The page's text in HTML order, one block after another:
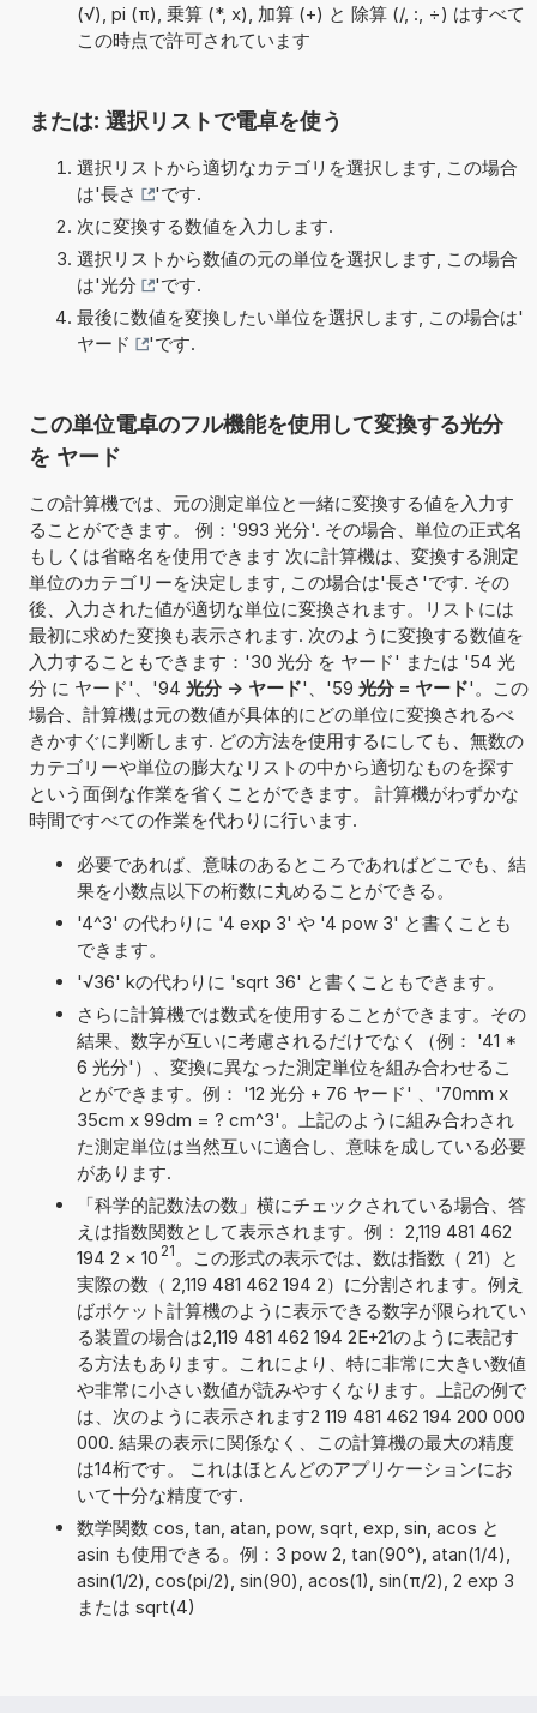
(√), pi (π), 乗算 (*, x), 加算 (+) と 除算 (/, :, ÷) はすべて
この時点で許可されています
または: 選択リストで電卓を使う
選択リストから適切なカテゴリを選択します, この場合
は'長さ
'です.
次に変換する数値を入力します.
選択リストから数値の元の単位を選択します, この場合
は'光分
'です.
最後に数値を変換したい単位を選択します, この場合は'
ヤード
'です.
この単位電卓のフル機能を使用して変換する光分
を ヤード
この計算機では、元の測定単位と一緒に変換する値を入力す
ることができます。 例：'993 光分'. その場合、単位の正式名
もしくは省略名を使用できます 次に計算機は、変換する測定
単位のカテゴリーを決定します, この場合は'長さ'です. その
後、入力された値が適切な単位に変換されます。リストには
最初に求めた変換も表示されます. 次のように変換する数値を
入力することもできます：'30 光分 を ヤード' または '54 光
分 に ヤード'、'94 光分 -> ヤード'、'59 光分 = ヤード'。この
場合、計算機は元の数値が具体的にどの単位に変換されるべ
きかすぐに判断します. どの方法を使用するにしても、無数の
カテゴリーや単位の膨大なリストの中から適切なものを探す
という面倒な作業を省くことができます。 計算機がわずかな
時間ですべての作業を代わりに行います.
必要であれば、意味のあるところであればどこでも、結
果を小数点以下の桁数に丸めることができる。
'4^3' の代わりに '4 exp 3' や '4 pow 3' と書くことも
できます。
'√36' kの代わりに 'sqrt 36' と書くこともできます。
さらに計算機では数式を使用することができます。その
結果、数字が互いに考慮されるだけでなく（例： '41 *
6 光分'）、変換に異なった測定単位を組み合わせるこ
とができます。例： '12 光分 + 76 ヤード' 、'70mm x
35cm x 99dm = ? cm^3'。上記のように組み合わされ
た測定単位は当然互いに適合し、意味を成している必要
があります.
「科学的記数法の数」横にチェックされている場合、答
えは指数関数として表示されます。例： 2,119 481 462
194 2 × 10 21 。この形式の表示では、数は指数（ 21）と
実際の数（ 2,119 481 462 194 2）に分割されます。例え
ばポケット計算機のように表示できる数字が限られてい
る装置の場合は2,119 481 462 194 2E+21のように表記す
る方法もあります。これにより、特に非常に大きい数値
や非常に小さい数値が読みやすくなります。上記の例で
は、次のように表示されます2 119 481 462 194 200 000
000. 結果の表示に関係なく、この計算機の最大の精度
は14桁です。 これはほとんどのアプリケーションにお
いて十分な精度です.
数学関数 cos, tan, atan, pow, sqrt, exp, sin, acos と
asin も使用できる。例：3 pow 2, tan(90°), atan(1/4),
asin(1/2), cos(pi/2), sin(90), acos(1), sin(π/2), 2 exp 3
または sqrt(4)